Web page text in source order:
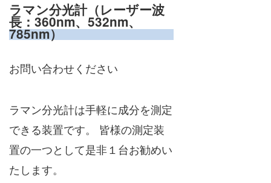
ラマン分光計（レーザー波
長：360nm、532nm、
785nm）
お問い合わせください
ラマン分光計は手軽に成分を測定
できる装置です。 皆様の測定装
置の一つとして是非１台お勧めい
たします。